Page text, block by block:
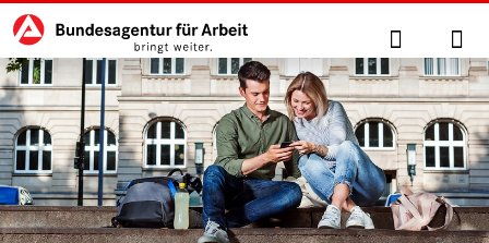
zu den Hauptinhalten springen
Hauptnavigation Suche